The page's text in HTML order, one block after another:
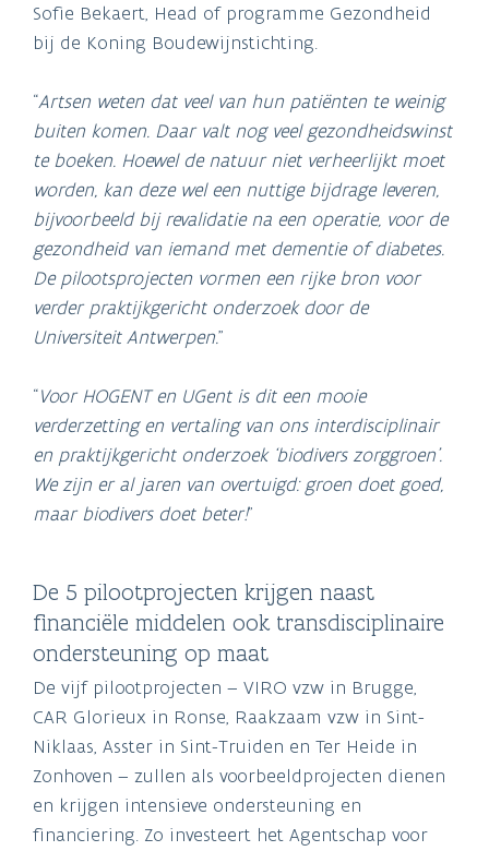
Sofie Bekaert, Head of programme Gezondheid
bij de Koning Boudewijnstichting.
“Artsen weten dat veel van hun patiënten te weinig
buiten komen. Daar valt nog veel gezondheidswinst
te boeken. Hoewel de natuur niet verheerlijkt moet
worden, kan deze wel een nuttige bijdrage leveren,
bijvoorbeeld bij revalidatie na een operatie, voor de
gezondheid van iemand met dementie of diabetes.
De pilootsprojecten vormen een rijke bron voor
verder praktijkgericht onderzoek door de
Universiteit Antwerpen.”
“Voor HOGENT en UGent is dit een mooie
verderzetting en vertaling van ons interdisciplinair
en praktijkgericht onderzoek ‘biodivers zorggroen’.
We zijn er al jaren van overtuigd: groen doet goed,
maar biodivers doet beter!”
De 5 pilootprojecten krijgen naast
financiële middelen ook transdisciplinaire
ondersteuning op maat
De vijf pilootprojecten – VIRO vzw in Brugge,
CAR Glorieux in Ronse, Raakzaam vzw in Sint-
Niklaas, Asster in Sint-Truiden en Ter Heide in
Zonhoven – zullen als voorbeeldprojecten dienen
en krijgen intensieve ondersteuning en
financiering. Zo investeert het Agentschap voor